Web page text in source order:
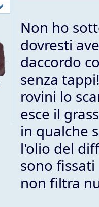
Non ho
dovresti
daccordo
senza
rovini lo
esce il
in qualche
l'olio del
sono
non filtra